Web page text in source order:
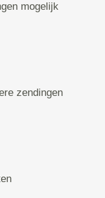
mogelijk
zendingen